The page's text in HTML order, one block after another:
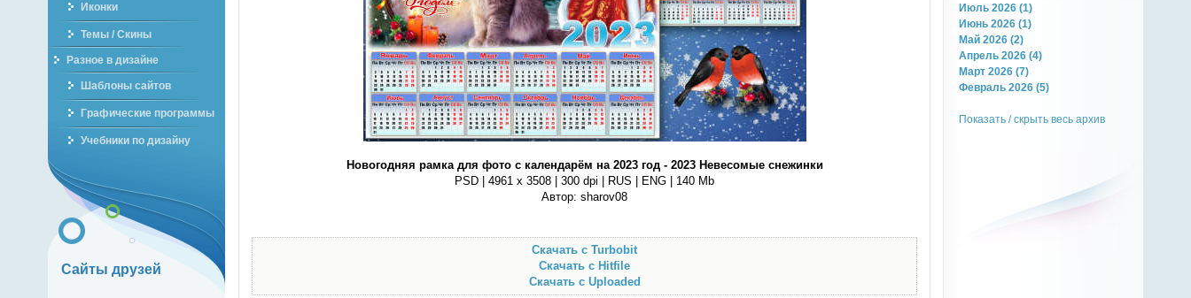
Иконки
Темы / Скины
Разное в дизайне
Шаблоны сайтов
Графические программы
Учебники по дизайну
Сайты друзей
Новогодняя рамка для фото с календарём на 2023 год - 2023 Невесомые снежинки
PSD | 4961 х 3508 | 300 dpi | RUS | ENG | 140 Mb
Автор: sharov08
Скачать с Turbobit
Скачать с Hitfile
Скачать с Uploaded
Июль 2026 (1)
Июнь 2026 (1)
Май 2026 (2)
Апрель 2026 (4)
Март 2026 (7)
Февраль 2026 (5)
Показать / скрыть весь архив